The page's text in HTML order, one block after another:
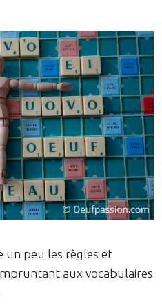
un peu les règles et
aux vocabulaires